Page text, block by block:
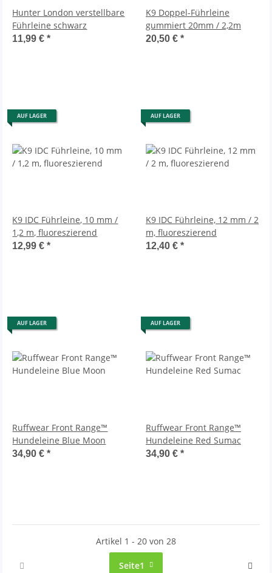
Hunter London verstellbare
Führleine schwarz
11,99 €*
K9 Doppel-Führleine
gummiert 20mm / 2,2m
20,50 € *
AUF LAGER
K9 IDC Führleine, 10 mm /
1,2 m, fluoreszierend
12,99 €*
AUF LAGER
K9 IDC Führleine, 12 mm / 2
m, fluoreszierend
12,40 € *
AUF LAGER
Ruffwear Front Range™
Hundeleine Blue Moon
34,90 €*
AUF LAGER
Ruffwear Front Range™
Hundeleine Red Sumac
34,90 € *
Artikel 1 - 20 von 28
Seite1